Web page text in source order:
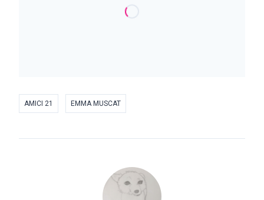
AMICI 21 EMMA MUSCAT